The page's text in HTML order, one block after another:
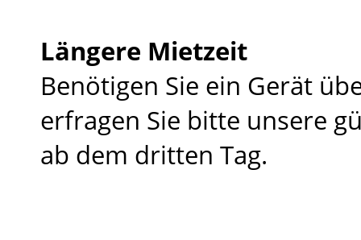
Längere Mietzeit
Benötigen Sie ein Gerät
erfragen Sie bitte unsere
ab dem dritten Tag.